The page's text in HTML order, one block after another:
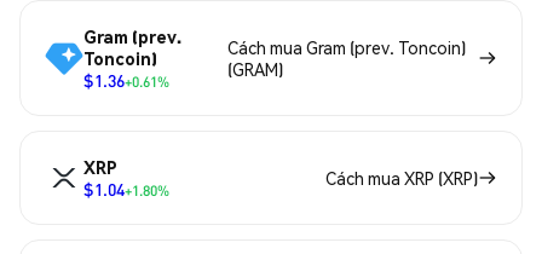
Gram (prev.
Toncoin)
$1.36+0.61%
Cách mua Gram (prev. Toncoin)
(GRAM)
XRP
$1.04+1.80%
Cách mua XRP (XRP)